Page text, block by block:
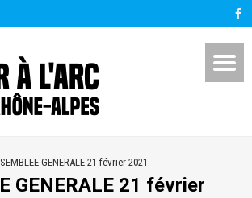
GENERALE 21 février 2021
GENERALE 21 février